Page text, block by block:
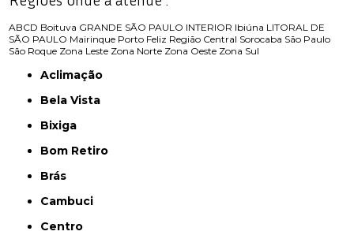
ABCD Boituva GRANDE SÃO PAULO INTERIOR Ibiúna LITORAL DE
SÃO PAULO Mairinque Porto Feliz Região Central Sorocaba São Paulo
São Roque Zona Leste Zona Norte Zona Oeste Zona Sul
Aclimação
Bela Vista
Bixiga
Bom Retiro
Brás
Cambuci
Centro